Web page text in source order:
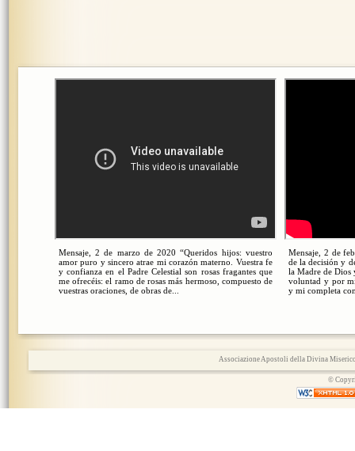
Mensaje, 2 de marzo de 2020 “Queridos hijos: vuestro
amor puro y sincero atrae mi corazón materno. Vuestra fe
y confianza en el Padre Celestial son rosas fragantes que
me ofrecéis: el ramo de rosas más hermoso, compuesto de
vuestras oraciones, de obras de...
Mensaje, 2 de
de la decisión y
la Madre de Dios
voluntad y por
y mi completa
Associazione Apostoli della Divina
©